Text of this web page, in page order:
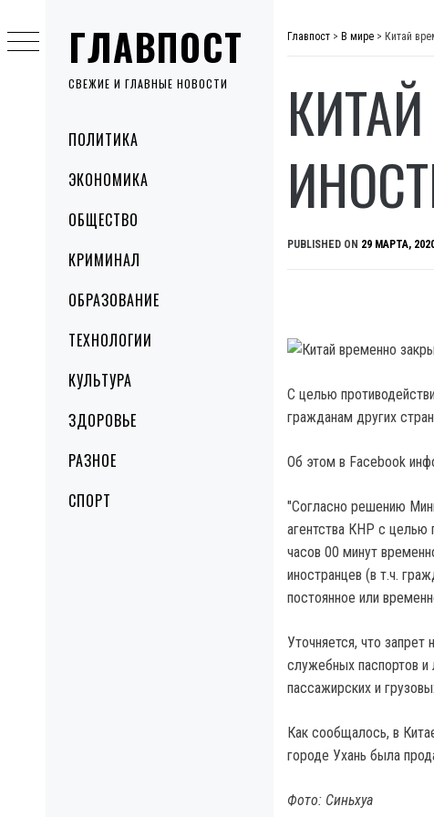
ГЛАВПОСТ
СВЕЖИЕ И ГЛАВНЫЕ НОВОСТИ
MenuПОЛИТИКА
ЭКОНОМИКА
ОБЩЕСТВО
КРИМИНАЛ
ОБРАЗОВАНИЕ
ТЕХНОЛОГИИ
КУЛЬТУРА
ЗДОРОВЬЕ
РАЗНОЕ
СПОРТ
to
content
Главпост > В мире > Китай
PUBLISHED ON 29 МАРТА,
С целью
гражданам других
Об этом в Facebook
"Согласно решению
агентства КНР с целью
часов 00 минут
иностранцев (в т.ч.
постоянное или
Уточняется, что
служебных паспортов
пассажирских и
Как сообщалось, в
городе Ухань была
Фото: Синьхуа